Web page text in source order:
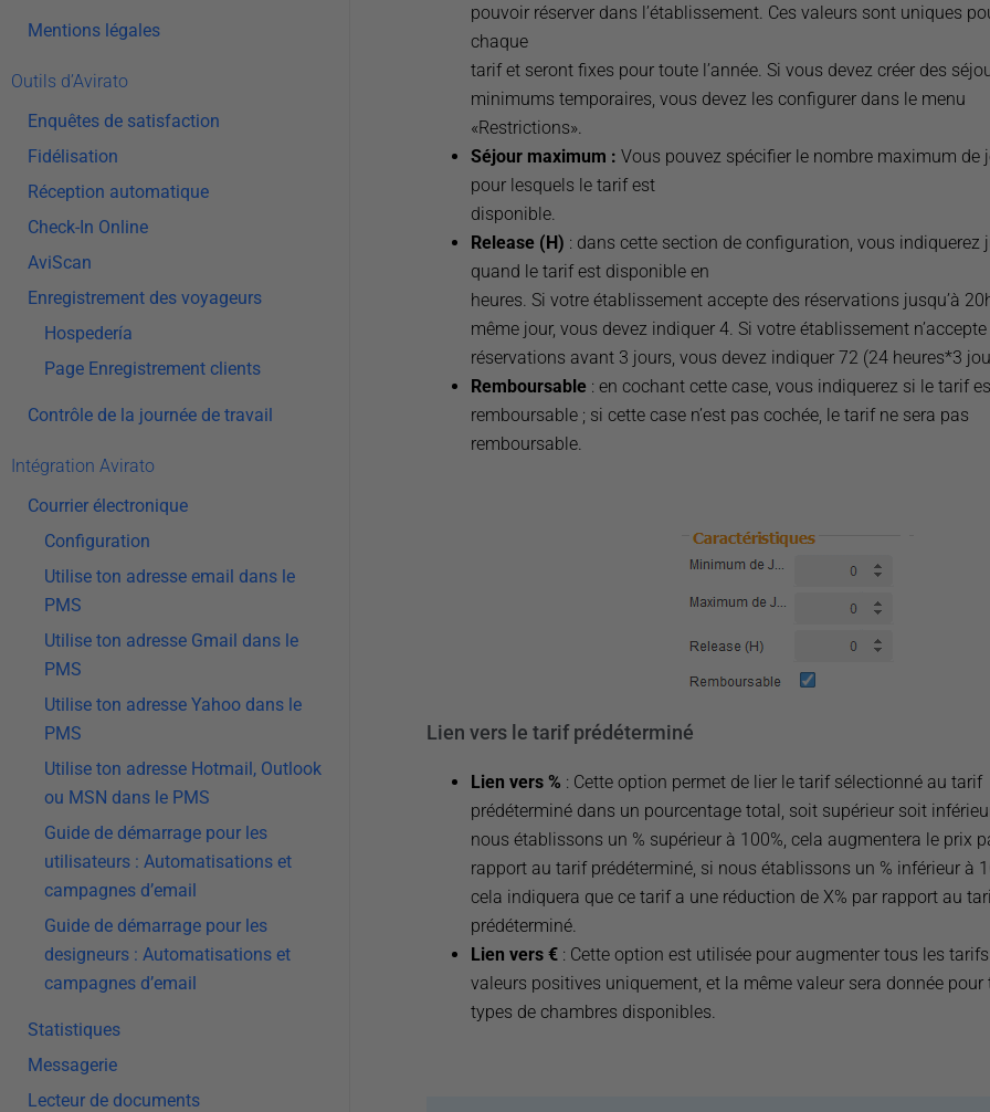
Mentions légales
Outils d’Avirato
Enquêtes de satisfaction
Fidélisation
Réception automatique
Check-In Online
AviScan
Enregistrement des voyageurs
Hospedería
Page Enregistrement clients
Contrôle de la journée de travail
Intégration Avirato
Courrier électronique
Configuration
Utilise ton adresse email dans le
PMS
Utilise ton adresse Gmail dans le
PMS
Utilise ton adresse Yahoo dans le
PMS
Utilise ton adresse Hotmail, Outlook
ou MSN dans le PMS
Guide de démarrage pour les
utilisateurs : Automatisations et
campagnes d’email
Guide de démarrage pour les
designeurs : Automatisations et
campagnes d’email
Statistiques
Messagerie
Lecteur de documents
pouvoir réserver dans l’établissement. Ces valeurs sont uniques
chaque
tarif et seront fixes pour toute l’année. Si vous devez créer des
minimums temporaires, vous devez les configurer dans le menu
«Restrictions».
Séjour maximum : Vous pouvez spécifier le nombre maximum de
pour lesquels le tarif est
disponible.
Release (H) : dans cette section de configuration, vous indiquerez
quand le tarif est disponible en
heures. Si votre établissement accepte des réservations jusqu’à
même jour, vous devez indiquer 4. Si votre établissement
réservations avant 3 jours, vous devez indiquer 72 (24 heures*3
Remboursable: en cochant cette case, vous indiquerez si le tarif
remboursable ; si cette case n’est pas cochée, le tarif ne sera pas
remboursable.
Lien vers le tarif prédéterminé
Lien vers % : Cette option permet de lier le tarif sélectionné au tarif
prédéterminé dans un pourcentage total, soit supérieur soit
nous établissons un % supérieur à 100%, cela augmentera le prix
rapport au tarif prédéterminé, si nous établissons un % inférieur à
cela indiquera que ce tarif a une réduction de X% par rapport au
prédéterminé.
Lien vers €: Cette option est utilisée pour augmenter tous les
valeurs positives uniquement, et la même valeur sera donnée pour
types de chambres disponibles.